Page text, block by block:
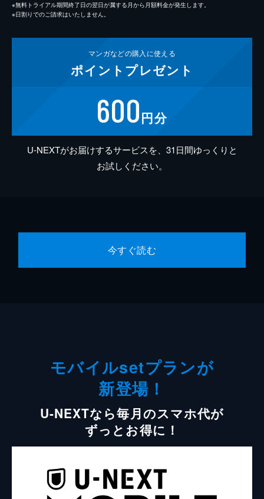
※無料トライアル期間終了日の翌日が属する月から月額料金が発生します。
※日割りでのご請求はいたしません。
マンガなどの購入に使える
ポイント プレゼント
600円分
U-NEXTがお届けするサービスを、31日間ゆっくりと
お試しください。
今すぐ読む
モバイルsetプランが
新登場！
U-NEXTなら毎月のスマホ代が
ずっとお得に！